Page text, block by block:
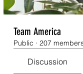
Team America
Public · 207
Discussion